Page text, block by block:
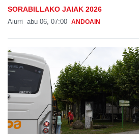
SORABILLAKO JAIAK 2026
Aiurri abu 06, 07:00 ANDOAIN